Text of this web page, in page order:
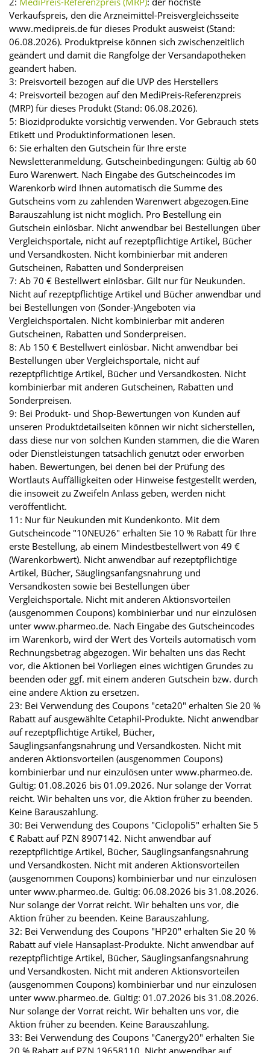
Verkaufspreis, den die Arzneimittel-Preisvergleichsseite
www.medipreis.de für dieses Produkt ausweist (Stand:
06.08.2026). Produktpreise können sich zwischenzeitlich
geändert und damit die Rangfolge der Versandapotheken
geändert haben.
3: Preisvorteil bezogen auf die UVP des Herstellers
4: Preisvorteil bezogen auf den MediPreis-Referenzpreis
(MRP) für dieses Produkt (Stand: 06.08.2026).
5: Biozidprodukte vorsichtig verwenden. Vor Gebrauch stets
Etikett und Produktinformationen lesen.
6: Sie erhalten den Gutschein für Ihre erste
Newsletteranmeldung. Gutscheinbedingungen: Gültig ab 60
Euro Warenwert. Nach Eingabe des Gutscheincodes im
Warenkorb wird Ihnen automatisch die Summe des
Gutscheins vom zu zahlenden Warenwert abgezogen.Eine
Barauszahlung ist nicht möglich. Pro Bestellung ein
Gutschein einlösbar. Nicht anwendbar bei Bestellungen über
Vergleichsportale, nicht auf rezeptpflichtige Artikel, Bücher
und Versandkosten. Nicht kombinierbar mit anderen
Gutscheinen, Rabatten und Sonderpreisen
7: Ab 70 € Bestellwert einlösbar. Gilt nur für Neukunden.
Nicht auf rezeptpflichtige Artikel und Bücher anwendbar und
bei Bestellungen von (Sonder-)Angeboten via
Vergleichsportalen. Nicht kombinierbar mit anderen
Gutscheinen, Rabatten und Sonderpreisen.
8: Ab 150 € Bestellwert einlösbar. Nicht anwendbar bei
Bestellungen über Vergleichsportale, nicht auf
rezeptpflichtige Artikel, Bücher und Versandkosten. Nicht
kombinierbar mit anderen Gutscheinen, Rabatten und
Sonderpreisen.
9: Bei Produkt- und Shop-Bewertungen von Kunden auf
unseren Produktdetailseiten können wir nicht sicherstellen,
dass diese nur von solchen Kunden stammen, die die Waren
oder Dienstleistungen tatsächlich genutzt oder erworben
haben. Bewertungen, bei denen bei der Prüfung des
Wortlauts Auffälligkeiten oder Hinweise festgestellt werden,
die insoweit zu Zweifeln Anlass geben, werden nicht
veröffentlicht.
11: Nur für Neukunden mit Kundenkonto. Mit dem
Gutscheincode "10NEU26" erhalten Sie 10 % Rabatt für Ihre
erste Bestellung, ab einem Mindestbestellwert von 49 €
(Warenkorbwert). Nicht anwendbar auf rezeptpflichtige
Artikel, Bücher, Säuglingsanfangsnahrung und
Versandkosten sowie bei Bestellungen über
Vergleichsportale. Nicht mit anderen Aktionsvorteilen
(ausgenommen Coupons) kombinierbar und nur einzulösen
unter www.pharmeo.de. Nach Eingabe des Gutscheincodes
im Warenkorb, wird der Wert des Vorteils automatisch vom
Rechnungsbetrag abgezogen. Wir behalten uns das Recht
vor, die Aktionen bei Vorliegen eines wichtigen Grundes zu
beenden oder ggf. mit einem anderen Gutschein bzw. durch
eine andere Aktion zu ersetzen.
23: Bei Verwendung des Coupons "ceta20" erhalten Sie 20 %
Rabatt auf ausgewählte Cetaphil-Produkte. Nicht anwendbar
auf rezeptpflichtige Artikel, Bücher,
Säuglingsanfangsnahrung und Versandkosten. Nicht mit
anderen Aktionsvorteilen (ausgenommen Coupons)
kombinierbar und nur einzulösen unter www.pharmeo.de.
Gültig: 01.08.2026 bis 01.09.2026. Nur solange der Vorrat
reicht. Wir behalten uns vor, die Aktion früher zu beenden.
Keine Barauszahlung.
30: Bei Verwendung des Coupons "Ciclopoli5" erhalten Sie 5
€ Rabatt auf PZN 8907142. Nicht anwendbar auf
rezeptpflichtige Artikel, Bücher, Säuglingsanfangsnahrung
und Versandkosten. Nicht mit anderen Aktionsvorteilen
(ausgenommen Coupons) kombinierbar und nur einzulösen
unter www.pharmeo.de. Gültig: 06.08.2026 bis 31.08.2026.
Nur solange der Vorrat reicht. Wir behalten uns vor, die
Aktion früher zu beenden. Keine Barauszahlung.
32: Bei Verwendung des Coupons "HP20" erhalten Sie 20 %
Rabatt auf viele Hansaplast-Produkte. Nicht anwendbar auf
rezeptpflichtige Artikel, Bücher, Säuglingsanfangsnahrung
und Versandkosten. Nicht mit anderen Aktionsvorteilen
(ausgenommen Coupons) kombinierbar und nur einzulösen
unter www.pharmeo.de. Gültig: 01.07.2026 bis 31.08.2026.
Nur solange der Vorrat reicht. Wir behalten uns vor, die
Aktion früher zu beenden. Keine Barauszahlung.
33: Bei Verwendung des Coupons "Canergy20" erhalten Sie